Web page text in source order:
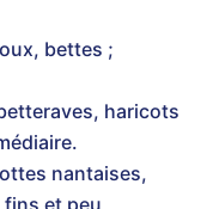
bettes ;
haricots
nantaises,
et peu